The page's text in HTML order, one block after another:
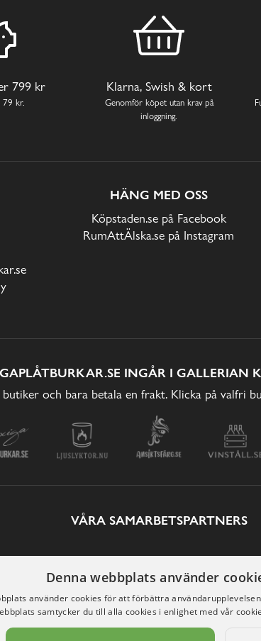
799 kr
79 kr.
Klarna, Swish & kort
Genomför köpet utan krav på
inloggning.
HÄNG MED OSS
Köpstaden.se på Facebook
RumAttÄlska.se på Instagram
INGÅR I GALLERIAN
och bara betala en frakt. Klicka på valfri
VÅRA SAMARBETSPARTNERS
Denna webbplats använder
använder cookies för att förbättra
samtycker du till alla cookies i enlighet med vår